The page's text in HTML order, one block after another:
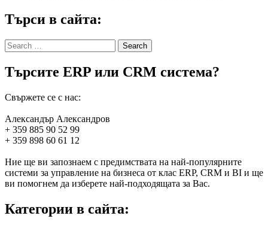
Търси в сайта:
Search
for:
Търсите ERP или CRM система?
Свържете се с нас:
Александър Александров
+ 359 885 90 52 99
+ 359 898 60 61 12
Ние ще ви запознаем с предимствата на най-популярните
системи за управление на бизнеса от клас ERP, CRM и BI и ще
ви помогнем да изберете най-подходящата за Вас.
Категории в сайта: